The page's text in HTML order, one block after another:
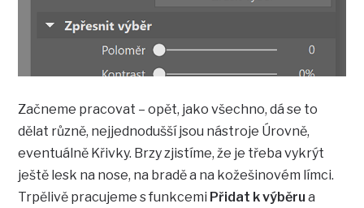
Začneme pracovat – opět, jako všechno, dá se to
dělat různě, nejjednodušší jsou nástroje Úrovně,
eventuálně Křivky. Brzy zjistíme, že je třeba vykrýt
ještě lesk na nose, na bradě a na kožešinovém límci.
Trpělivě pracujeme s funkcemi Přidat k výběrua